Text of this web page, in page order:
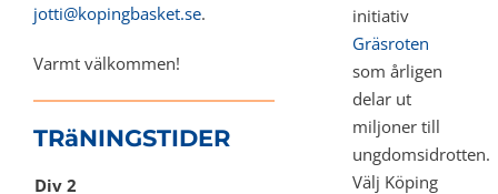
jotti@kopingbasket.se.
Varmt välkommen!
TRäNINGSTIDER
Div 2
initiativ
Gräsroten
som årligen
delar ut
miljoner till
ungdomsidrotten.
Välj Köping